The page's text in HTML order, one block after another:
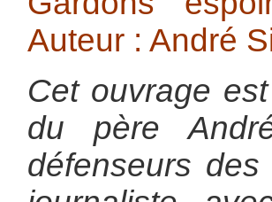
Auteur : André
Cet ouvrage
du père
défenseurs